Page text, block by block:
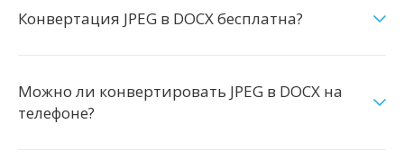
Конвертация JPEG в DOCX бесплатна?
Можно ли конвертировать JPEG в DOCX на
телефоне?